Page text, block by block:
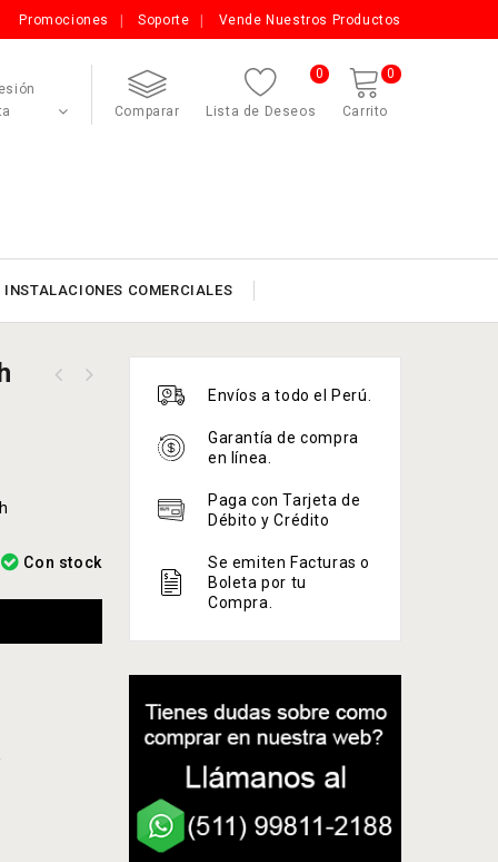
Promociones Soporte Vende Nuestros Productos
Comparar Lista de Deseos
0
Carrito
0
INSTALACIONES COMERCIALES
Con stock
Envíos a todo el Perú.
Garantía de compra
en línea.
Paga con Tarjeta de
Débito y Crédito
Se emiten Facturas o
Boleta por tu
Compra.